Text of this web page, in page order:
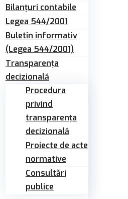
Bilanțuri contabile
Legea 544/2001
Buletin informativ
(Legea 544/2001)
Transparența
decizională
Procedura
privind
transparența
decizională
Proiecte de acte
normative
Consultări
publice